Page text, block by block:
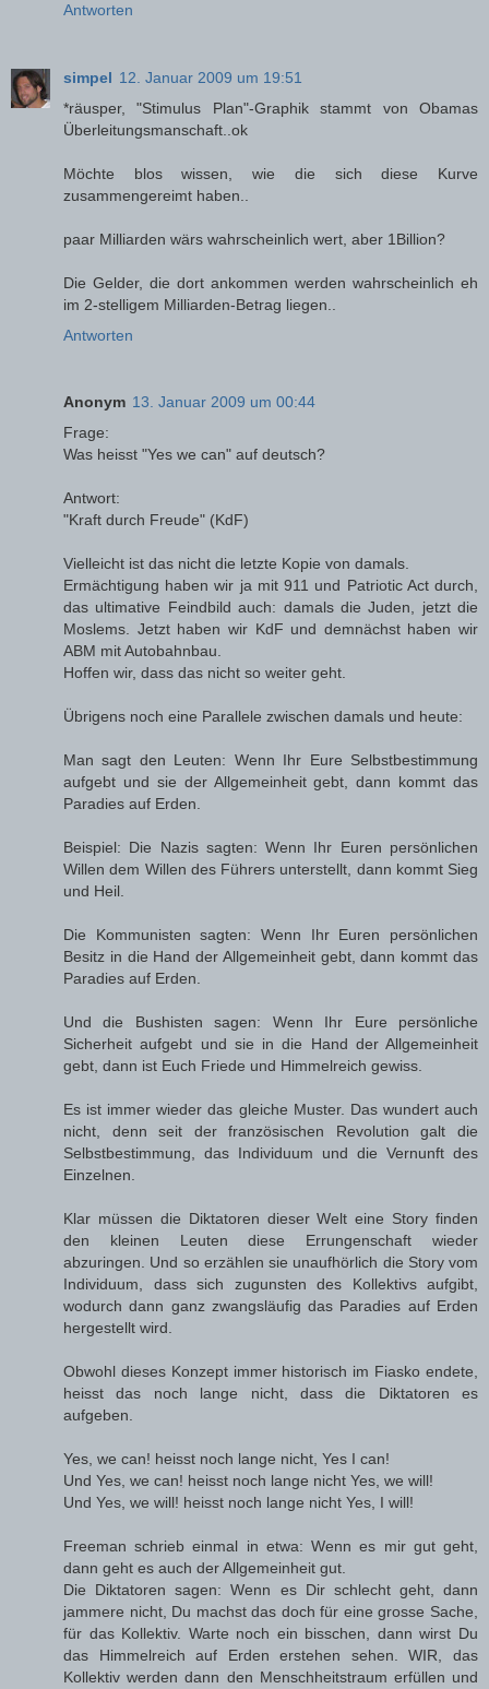
Antworten
simpel 12. Januar 2009 um 19:51
*räusper, "Stimulus Plan"-Graphik stammt von Obamas
Überleitungsmanschaft..ok
Möchte blos wissen, wie die sich diese Kurve
zusammengereimt haben..
paar Milliarden wärs wahrscheinlich wert, aber 1Billion?
Die Gelder, die dort ankommen werden wahrscheinlich eh
im 2-stelligem Milliarden-Betrag liegen..
Antworten
Anonym 13. Januar 2009 um 00:44
Frage:
Was heisst "Yes we can" auf deutsch?
Antwort:
"Kraft durch Freude" (KdF)
Vielleicht ist das nicht die letzte Kopie von damals.
Ermächtigung haben wir ja mit 911 und Patriotic Act durch,
das ultimative Feindbild auch: damals die Juden, jetzt die
Moslems. Jetzt haben wir KdF und demnächst haben wir
ABM mit Autobahnbau.
Hoffen wir, dass das nicht so weiter geht.
Übrigens noch eine Parallele zwischen damals und heute:
Man sagt den Leuten: Wenn Ihr Eure Selbstbestimmung
aufgebt und sie der Allgemeinheit gebt, dann kommt das
Paradies auf Erden.
Beispiel: Die Nazis sagten: Wenn Ihr Euren persönlichen
Willen dem Willen des Führers unterstellt, dann kommt Sieg
und Heil.
Die Kommunisten sagten: Wenn Ihr Euren persönlichen
Besitz in die Hand der Allgemeinheit gebt, dann kommt das
Paradies auf Erden.
Und die Bushisten sagen: Wenn Ihr Eure persönliche
Sicherheit aufgebt und sie in die Hand der Allgemeinheit
gebt, dann ist Euch Friede und Himmelreich gewiss.
Es ist immer wieder das gleiche Muster. Das wundert auch
nicht, denn seit der französischen Revolution galt die
Selbstbestimmung, das Individuum und die Vernunft des
Einzelnen.
Klar müssen die Diktatoren dieser Welt eine Story finden
den kleinen Leuten diese Errungenschaft wieder
abzuringen. Und so erzählen sie unaufhörlich die Story vom
Individuum, dass sich zugunsten des Kollektivs aufgibt,
wodurch dann ganz zwangsläufig das Paradies auf Erden
hergestellt wird.
Obwohl dieses Konzept immer historisch im Fiasko endete,
heisst das noch lange nicht, dass die Diktatoren es
aufgeben.
Yes, we can! heisst noch lange nicht, Yes I can!
Und Yes, we can! heisst noch lange nicht Yes, we will!
Und Yes, we will! heisst noch lange nicht Yes, I will!
Freeman schrieb einmal in etwa: Wenn es mir gut geht,
dann geht es auch der Allgemeinheit gut.
Die Diktatoren sagen: Wenn es Dir schlecht geht, dann
jammere nicht, Du machst das doch für eine grosse Sache,
für das Kollektiv. Warte noch ein bisschen, dann wirst Du
das Himmelreich auf Erden erstehen sehen. WIR, das
Kollektiv werden dann den Menschheitstraum erfüllen und